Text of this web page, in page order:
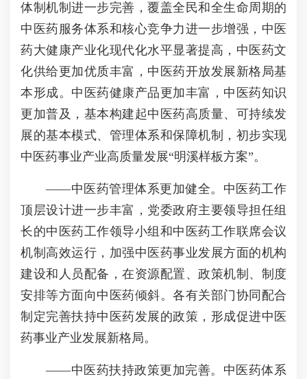
体制机制进一步完善，覆盖全民和全生命周期的
中医药服务体系和核心竞争力进一步增强，中医
药大健康产业化现代化水平显著提高，中医药文
化供给更加优质丰富，中医药开放发展新格局基
本形成。中医药健康产品更加丰富，中医药知识
更加普及，基本构建起中医药高质量、可持续发
展的基本模式、管理体系和保障机制，初步实现
中医药事业产业高质量发展“明溪样板方案”。
——中医药管理体系更加健全。中医药工作
顶层设计进一步丰富，党委政府主要领导担任组
长的中医药工作领导小组和中医药工作联席会议
机制高效运行，加强中医药事业发展方面的机构
建设和人员配备，在资源配置、政策机制、制度
安排等方面向中医药倾斜。各有关部门协同配合
制定完善扶持中医药发展的政策，形成促进中医
药事业产业发展新格局。
——中医药扶持政策更加完善。中医药体系